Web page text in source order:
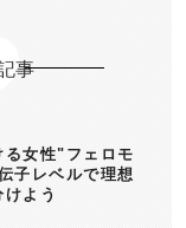
事
る女性"フェロモ
子レベルで理想
よう